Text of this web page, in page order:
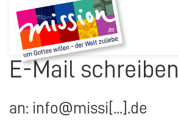
E-Mail schreiben
an: info@missi[...].de